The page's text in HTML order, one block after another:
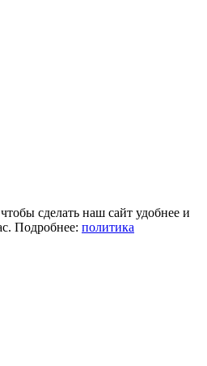
сделать наш сайт удобнее и
Подробнее: политика